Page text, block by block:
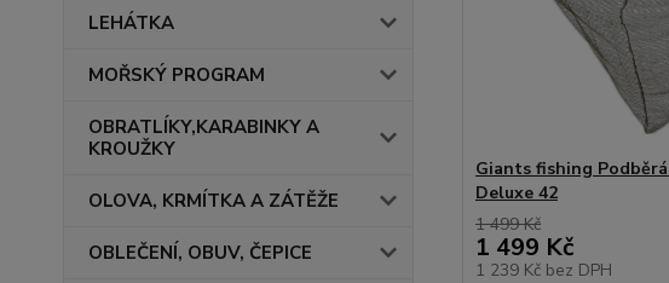
LEHÁTKA
MOŘSKÝ PROGRAM
OBRATLÍKY,KARABINKY A
KROUŽKY
OLOVA, KRMÍTKA A ZÁTĚŽE
OBLEČENÍ, OBUV, ČEPICE
Giants fishing
Deluxe 42
1 499 Kč
1 499 Kč
1 239 Kč bez DPH